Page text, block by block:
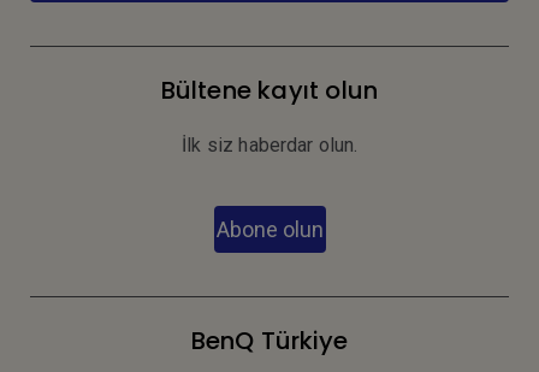
Bültene kayıt olun
İlk siz haberdar olun.
Abone olun
BenQ Türkiye